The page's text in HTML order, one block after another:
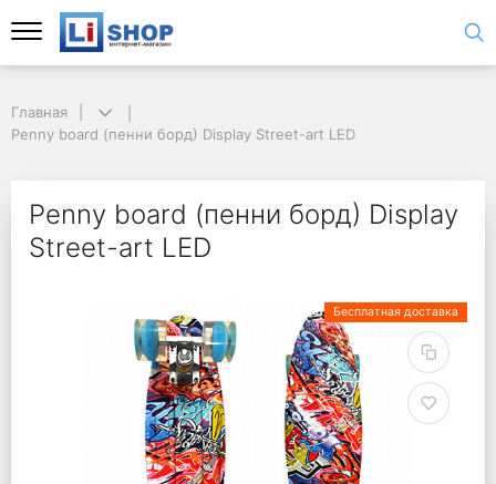
Главная
Penny board (пенни борд) Display Street-art LED
Penny board (пенни борд) Display
Street-art LED
Бесплатная доставка